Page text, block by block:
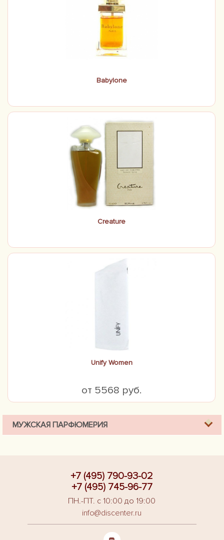
Babylone
Creature
Unify Women
от 5568 руб.
МУЖСКАЯ ПАРФЮМЕРИЯ
+7 (495) 790-93-02
+7 (495) 745-96-77
ПН.-ПТ. с 10:00 до 19:00
info@discenter.ru